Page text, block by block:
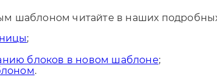
шаблоном читайте в наших
;
блоков в новом шаблоне;
.